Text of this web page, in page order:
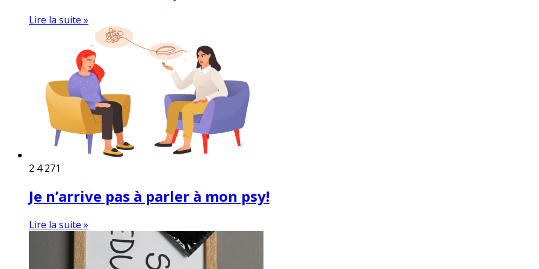
Lire la suite »
2 4 271
Je n’arrive pas à parler à mon psy!
Lire la suite »